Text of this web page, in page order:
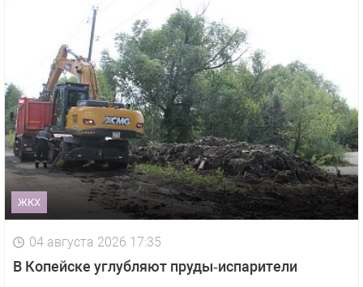
ЖКХ
04 августа 2026 17:35
В Копейске углубляют пруды‑испарители